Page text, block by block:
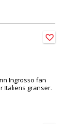
Ingrosso fan
Italiens gränser.